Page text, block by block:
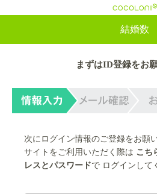
結婚数
まずはID登録をお
次にログイン情報のご登録をお願
サイトをご利用いただく際は こち
レスとパスワードで ログインして